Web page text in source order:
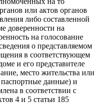
или актов органов
либо составленной
доверенности на
на голосование
о представляемом
в соответствующем
и его представителе
место жительства или
данные) и
в соответствии с
4 и 5 статьи 185